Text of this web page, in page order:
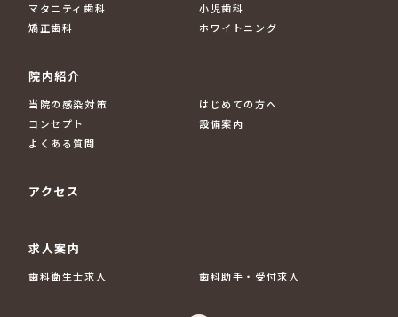
マタニティ歯科
小児歯科
矯正歯科
ホワイトニング
院内紹介
当院の感染対策
はじめての方へ
コンセプト
設備案内
よくある質問
アクセス
求人案内
歯科衛生士求人 歯科助手・受付求人